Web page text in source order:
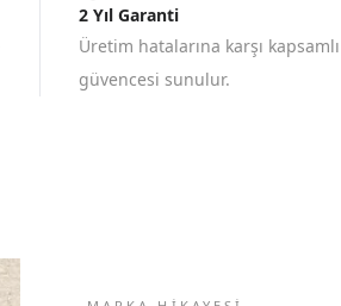
2 Yıl Garanti
Üretim hatalarına karşı
güvencesi sunulur.